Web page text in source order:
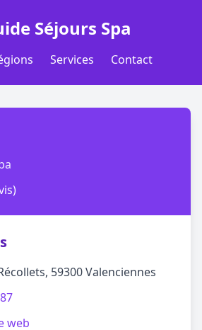
Séjours Spa
Services Contact
59300 Valenciennes
web